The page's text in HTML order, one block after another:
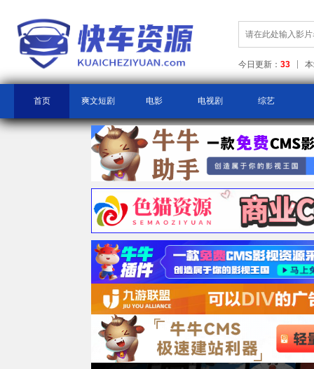
今日更新： 33
首页 爽文短剧 电影 电视剧 综艺